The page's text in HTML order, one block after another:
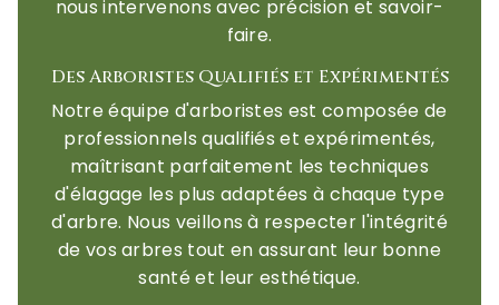
nous intervenons avec précision et savoir-
faire.
Des Arboristes Qualifiés et Expérimentés
Notre équipe d'arboristes est composée de
professionnels qualifiés et expérimentés,
maîtrisant parfaitement les techniques
d'élagage les plus adaptées à chaque type
d'arbre. Nous veillons à respecter l'intégrité
de vos arbres tout en assurant leur bonne
santé et leur esthétique.